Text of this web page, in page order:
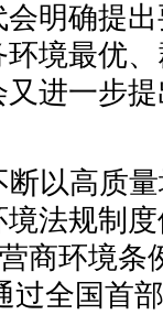
明确提
境最优
进一步
以高质
法规制
商环境条
过全国首